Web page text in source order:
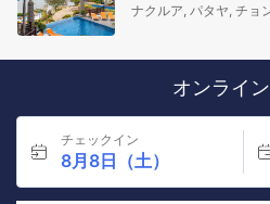
ナクルア, パタヤ, チョ
オンライ
チェックイン
8月8日（土）